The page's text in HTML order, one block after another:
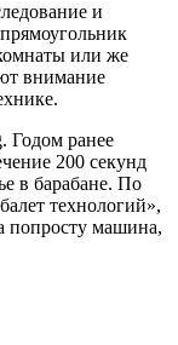
и
или же
внимание
Годом ранее
200 секунд
в барабане. По
технологий»,
попросту машина,